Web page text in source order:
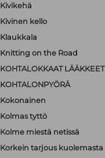
Kivikehä
Kivinen kello
Klaukkala
Knitting on the Road
KOHTALOKKAAT LÄÄKKEET
KOHTALONPYÖRÄ
Kokonainen
Kolmas tyttö
Kolme miestä netissä
Korkein tarjous kuolemasta